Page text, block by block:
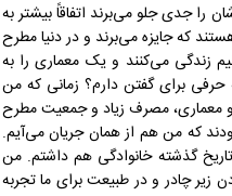
را جدی جلو می‌برند اتفاقاً بیشتر به
که جایزه می‌برند و در دنیا مطرح
اقلیم زندگی می‌کنند و یک معماری را به
برای گفتن دارم؟ زمانی که من
معماری، مصرف زیاد و جمعیت مطرح
که من هم از همان جریان می‌آیم.
گذشته خانوادگی هم داشتم. من
زیر چادر و در طبیعت برای ما تجربه